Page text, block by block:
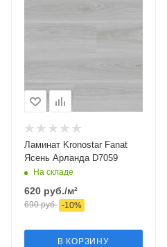
Ламинат Kronostar Fanat
Ясень Арланда D7059
На складе
620 руб./м²
690руб. -10%
В КОРЗИНУ